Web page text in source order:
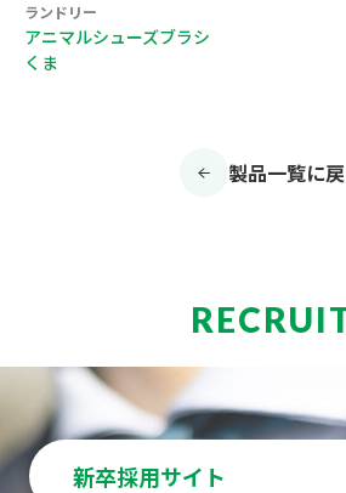
ランドリー
アニマルシューズブラシ
くま
製品一覧に
新卒採用サイト